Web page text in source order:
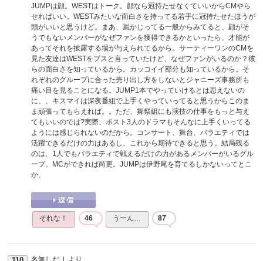
JUMPは顔。WESTはトーク。顔なら冠持たせなくていいからCMやら
せればいい。WESTみたいな面白さを持ってる若手に冠持たせたほうが
頭がいいと思うけど。まあ、嵐かじってる一般からみてると、顔がそ
うでもないメンバーがなぜファンを獲得できるかといったら、才能が
あってそれを披露する場が与えられてるから。サーティーワンのCMを
見た友達はWESTをブスと言っていたけど、なぜファンがいるのか？彼
らの面白さを知っているから。カッコイイ部分も知っているから。そ
れぞれのグループに合った売り出し方をしないとジャニーズ事務所も
痛い目を見ることになる。JUMP1本でやっていけるとは思えないの
に、、キスマイは深夜番組で上手くやっていってると思うからこのま
ま頑張ってもらえれば。。ただ、舞祭組にも演技の仕事をもっと与え
てもいいのでは?実際、ポスト3人のドラマもそんなに上手くいってる
ようには感じられないのだから。コンサート、舞台、バラエティでは
活躍できるだけの力はあるし、これから期待できると思う。結局残る
のは、1人でもバラエティで戦えるだけの力があるメンバーがいるグル
ープ。MCができれば尚更。JUMPは伊野尾を育てるしかないってとこ
か、
それな！ 46 うーん… 87
名無しだＪ より